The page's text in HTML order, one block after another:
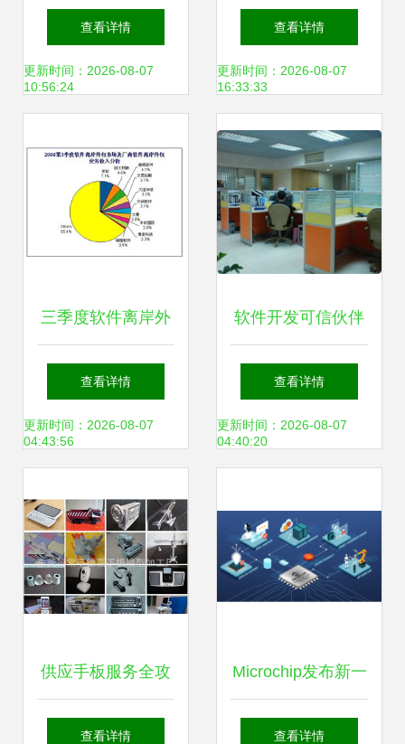
包服务商 践行3P
模型开发的核心优
查看详情
更新时间：2026-08-07
10:56:24
厂！“带灵魂”的工
业软件提供底座软
件开发
查看详情
更新时间：2026-08-07
16:33:33
三季度软件离岸外
包规模达45.3亿 中
国软件外包服务展
查看详情
更新时间：2026-08-07
04:43:56
软件开发可信伙伴
金锄头与一品威客
服务深度解析
查看详情
更新时间：2026-08-07
04:40:20
供应手板服务全攻
略 展览、新产品开
查看详情
Microchip发布新一
代开发工具，加速
查看详情